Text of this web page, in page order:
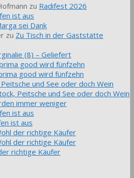
zu Radifest 2026
ist aus
sei Dank
zu Zu Tisch in der Gaststätte
(8) – Geliefert
good wird fünfzehn
good wird fünfzehn
und See oder doch Wein
Peitsche und See oder doch Wein
immer weniger
ist aus
ist aus
der richtige Käufer
der richtige Käufer
richtige Käufer